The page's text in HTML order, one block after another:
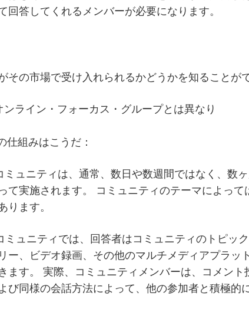
回答してくれるメンバーが必要になります。
その市場で受け入れられるかどうかを知ることが
ンライン・フォーカス・グループとは異なり
仕組みはこうだ：
ミュニティは、通常、数日や数週間ではなく、数
て実施されます。 コミュニティのテーマによって
ります。
ミュニティでは、回答者はコミュニティのトピッ
ー、ビデオ録画、その他のマルチメディアプラッ
ます。 実際、コミュニティメンバーは、コメント
び同様の会話方法によって、他の参加者と積極的